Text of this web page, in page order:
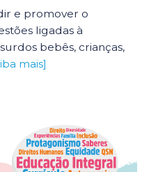
e promover o
ligadas à
bebês, crianças,
mais]